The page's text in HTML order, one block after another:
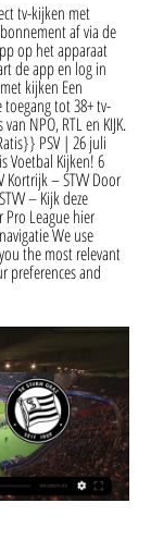
tv-kijken met
af via de
op het apparaat
de app en log in
kijken Een
tot 38+ tv-
NPO, RTL en KIJK.
PSV | 26 juli
Voetbal Kijken! 6
Kortrijk – STVV Door
– Kijk deze
League hier
We use
the most relevant
preferences and